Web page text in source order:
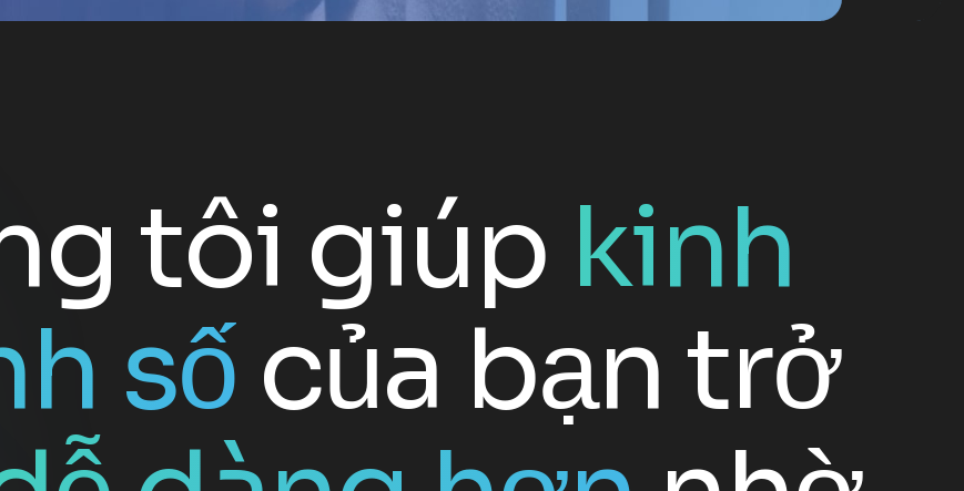
tôi giúp kinh
sốcủa bạn trở